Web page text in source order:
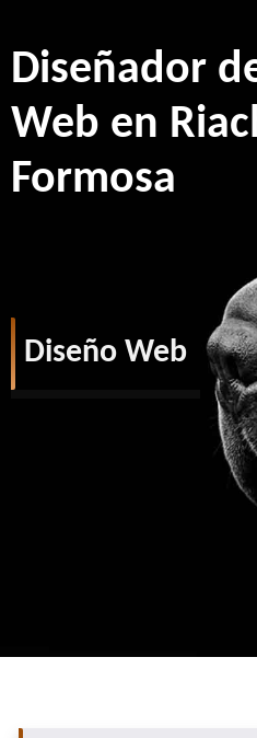
Diseñador
Web en
Formosa
Diseño Web